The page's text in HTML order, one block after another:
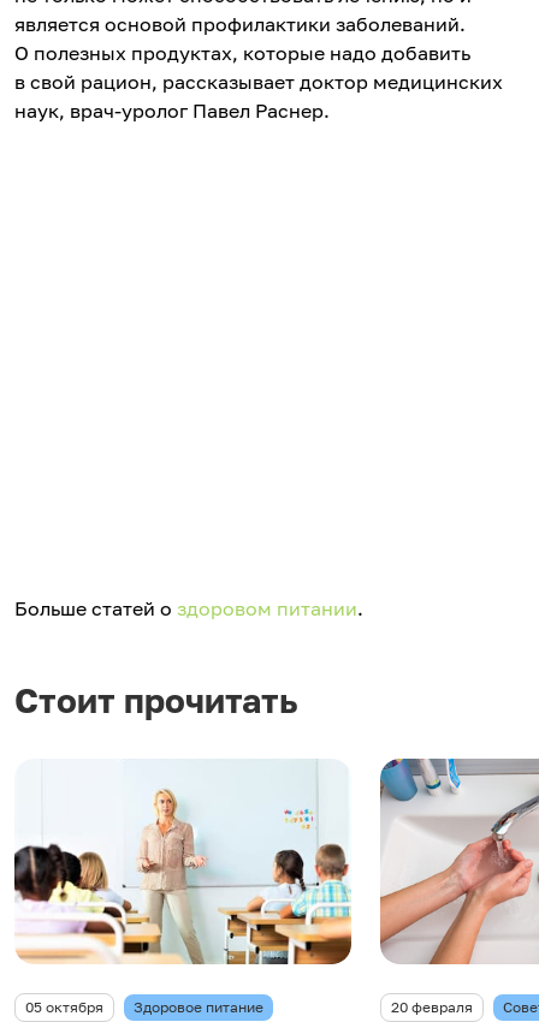
является основой профилактики заболеваний.
О полезных продуктах, которые надо добавить
в свой рацион, рассказывает доктор медицинских
наук, врач-уролог Павел Раснер.
Больше статей о здоровом питании.
Стоит прочитать
05 октября Здоровое питание 20 февраля